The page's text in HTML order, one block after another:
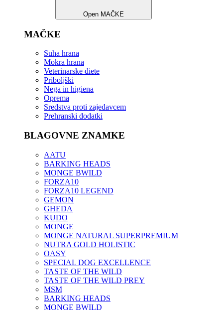
Open MAČKE
MAČKE
Suha hrana
Mokra hrana
Veterinarske diete
Priboljški
Nega in higiena
Oprema
Sredstva proti zajedavcem
Prehranski dodatki
BLAGOVNE ZNAMKE
AATU
BARKING HEADS
MONGE BWILD
FORZA10
FORZA10 LEGEND
GEMON
GHEDA
KUDO
MONGE
MONGE NATURAL SUPERPREMIUM
NUTRA GOLD HOLISTIC
OASY
SPECIAL DOG EXCELLENCE
TASTE OF THE WILD
TASTE OF THE WILD PREY
MSM
BARKING HEADS
MONGE BWILD